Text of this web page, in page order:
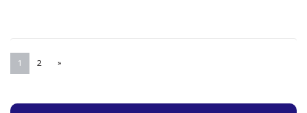
1 2 »